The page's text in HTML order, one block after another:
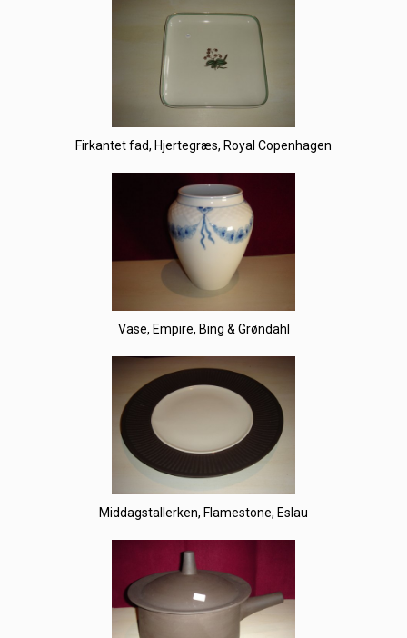
Firkantet fad, Hjertegræs, Royal Copenhagen
Vase, Empire, Bing & Grøndahl
Middagstallerken, Flamestone, Eslau